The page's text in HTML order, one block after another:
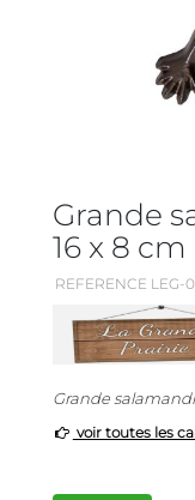
Grande
16 x 8 cm
REFERENCE LEG-
Grande
voir toutes les